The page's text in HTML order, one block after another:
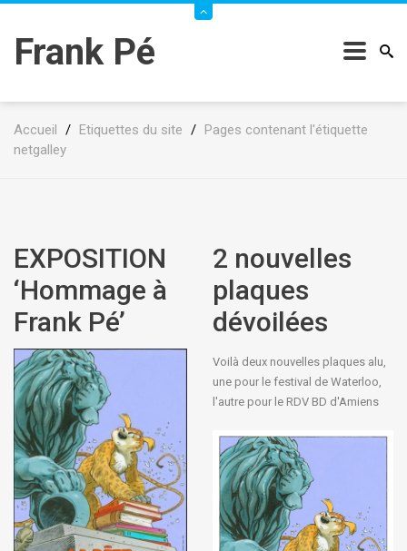
Frank Pé
Accueil / Etiquettes du site / Pages contenant l'étiquette
netgalley
EXPOSITION
‘Hommage à
Frank Pé’
2 nouvelles
plaques
dévoilées
Voilà deux nouvelles plaques alu,
une pour le festival de Waterloo,
l'autre pour le RDV BD d'Amiens